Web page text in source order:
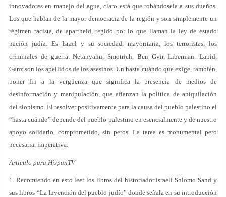
innovadores en manejo del agua, claro está que robándosela a sus dueños.
Los que hablan de la mayor democracia de la región y son simplemente un
régimen racista, de apartheid, regido por lo que llaman la ley de estado
nación judía. Es Israel y su sociedad, mayoritaria, los terroristas, los
criminales de guerra. Netanyahu, Smotrich, Ben Gvir, Liberman, Lapid,
Ganz son los apellidos de los asesinos. Un hasta cuándo que exige, también,
poner fin a la vergüenza que significa la presencia de medios de
desinformación y manipulación, que afianzan la política de aniquilación
del sionismo. El resolver positivamente para la causa del pueblo palestino el
“hasta cuándo” depende del pueblo palestino en esencialmente y de nuestro
apoyo solidario, comprometido, sin peros. La tarea es monumental pero
necesaria, imperativa.
Articulo para HispanTV
1. Recomiendo en esto leer los libros del historiador israelí Shlomo Sand y
sus libros “La Invención del pueblo judío” donde señala en su introducción